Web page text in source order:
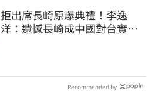
拒出席長崎原爆典禮！李逸
洋：遺憾長崎成中國對台實施
Recommended by